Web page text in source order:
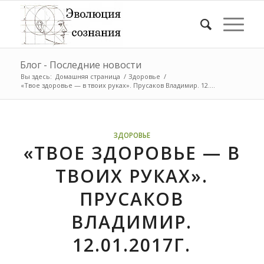
Блог - Последние новости
Вы здесь: Домашняя страница / Здоровье /
«Твое здоровье — в твоих руках». Прусаков Владимир. 12....
ЗДОРОВЬЕ
«ТВОЕ ЗДОРОВЬЕ — В
ТВОИХ РУКАХ».
ПРУСАКОВ
ВЛАДИМИР.
12.01.2017Г.